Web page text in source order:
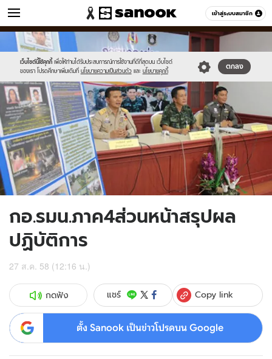
เข้าสู่ระบบสมาชิก
ข่าว หมวดอื่นๆ
เว็บไซต์นี้ใช้คุกกี้ เพื่อให้ท่านได้รับประสบการณ์การใช้งานที่ดีที่สุดบน เว็บไซต์
ของเรา โปรดศึกษาเพิ่มเติมที่ นโยบายความเป็นส่วนตัว และ นโยบายคุกกี้
ตกลง
Sanook
//s.isanook.com/sr/0/images/logo-
new-
sanook.png
600
60
//s.isanook.com/ns/0/ud/371/1855226/641917-
01.jpg
กอ.รมน.ภาค4ส่วนหน้าสรุปผล
ปฏิบัติการ
27 ส.ค. 58 (12:16 น.)
กดฟัง แชร์ Copy link
ตั้ง Sanook เป็นข่าวโปรดบน Google